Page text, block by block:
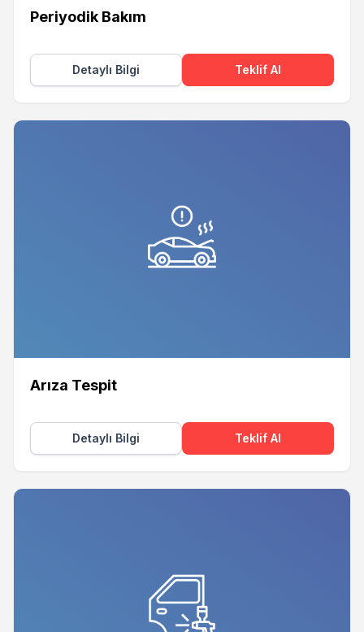
Periyodik Bakım
Detaylı Bilgi Teklif Al
Arıza Tespit
Detaylı Bilgi Teklif Al